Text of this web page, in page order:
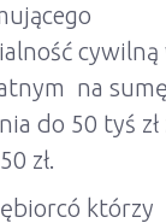
cywilną
na sumę
do 50 tyś zł
zł.
którzy